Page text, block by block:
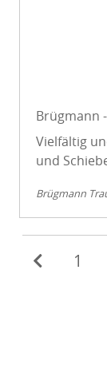
Brügmann
Vielfältig
und
Brügmann
1